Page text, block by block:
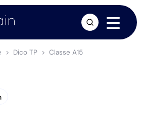
Dico TP Classe A15
arrow_forward